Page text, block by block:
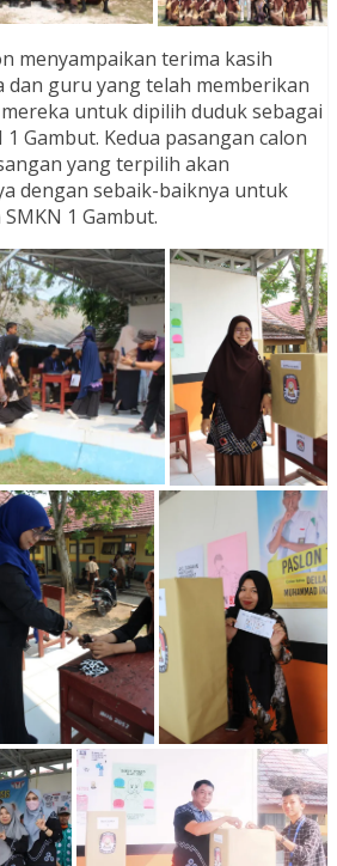
menyampaikan terima kasih
dan guru yang telah memberikan
untuk dipilih duduk sebagai
1 Gambut. Kedua pasangan calon
yang terpilih akan
dengan sebaik-baiknya untuk
1 Gambut.